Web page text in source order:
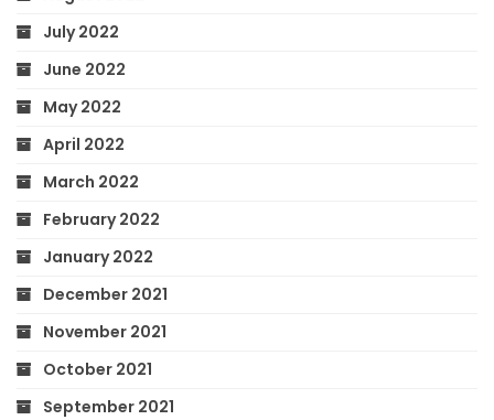
July 2022
June 2022
May 2022
April 2022
March 2022
February 2022
January 2022
December 2021
November 2021
October 2021
September 2021